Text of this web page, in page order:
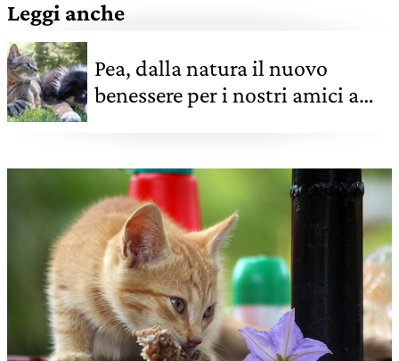
Leggi anche
Pea, dalla natura il nuovo
benessere per i nostri amici a